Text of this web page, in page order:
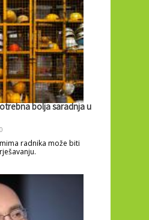
bolja saradnja u
radnika može biti